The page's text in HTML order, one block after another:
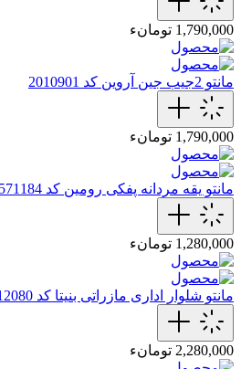
1,790,000 تومانء
مانتو 2جیب جین آروین کد 2010901
1,790,000 تومانء
مانتو یقه مردانه پفکی رومین کد 9571184
1,280,000 تومانء
مانتو شلوار اداری مازراتی بنیتا کد 110612080
2,280,000 تومانء